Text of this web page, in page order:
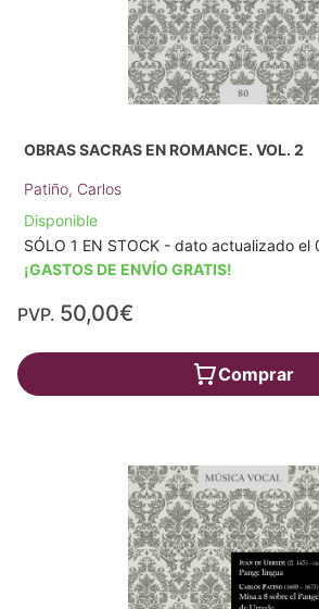
OBRAS SACRAS EN ROMANCE. VOL. 2
Patiño, Carlos
Disponible
SÓLO 1 EN STOCK - dato actualizado
¡GASTOS DE ENVÍO GRATIS!
PVP. 50,00€
Comprar